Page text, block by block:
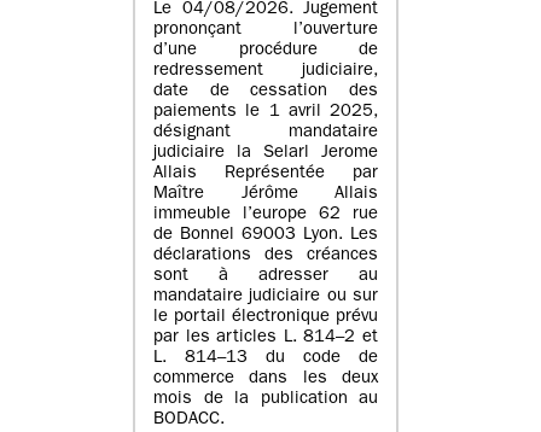
Le 04/08/2026. Jugement
prononçant l’ouverture
d’une procédure de
redressement judiciaire,
date de cessation des
paiements le 1 avril 2025,
désignant mandataire
judiciaire la Selarl Jerome
Allais Représentée par
Maître Jérôme Allais
immeuble l’europe 62 rue
de Bonnel 69003 Lyon. Les
déclarations des créances
sont à adresser au
mandataire judiciaire ou sur
le portail électronique prévu
par les articles L. 814–2 et
L. 814–13 du code de
commerce dans les deux
mois de la publication au
BODACC.